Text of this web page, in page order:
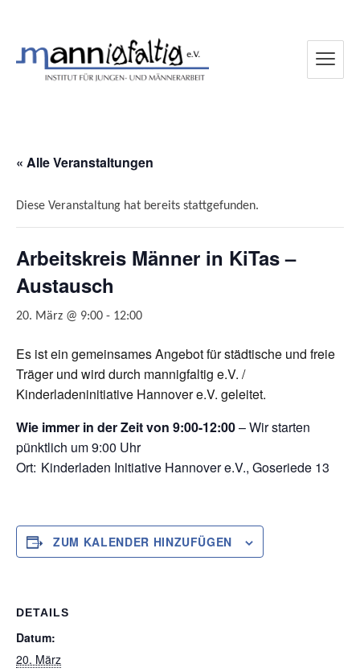
« Alle Veranstaltungen
Diese Veranstaltung hat bereits stattgefunden.
Arbeitskreis Männer in KiTas –
Austausch
20. März @ 9:00 - 12:00
Es ist ein gemeinsames Angebot für städtische und freie
Träger und wird durch mannigfaltig e.V. /
Kinderladeninitiative Hannover e.V. geleitet.
Wie immer in der Zeit von 9:00-12:00– Wir starten
pünktlich um 9:00 Uhr
Ort: Kinderladen Initiative Hannover e.V., Goseriede 13
ZUM KALENDER HINZUFÜGEN
DETAILS
Datum:
20. März